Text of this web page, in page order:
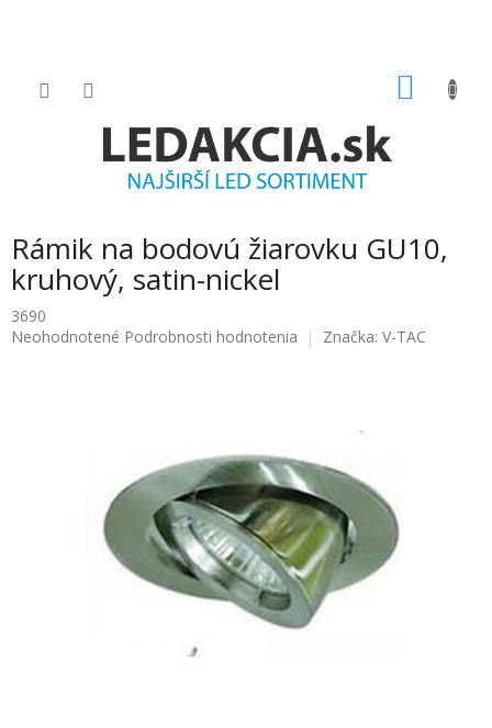
Rámik na bodovú žiarovku GU10,
kruhový, satin-nickel
3690
Priemerné
Neohodnotené Podrobnosti hodnotenia Značka: V-TAC